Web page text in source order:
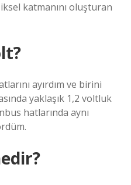
katmanını oluşturan
ayırdım ve birini
yaklaşık 1,2 voltluk
hatlarında aynı